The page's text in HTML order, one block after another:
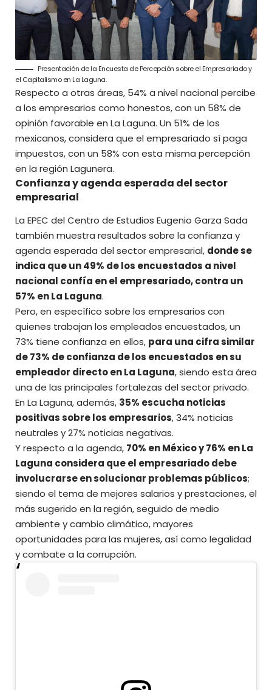
Presentación de la Encuesta de Percepción sobre el Empresariado y
el Capitalismo en La Laguna.
Respecto a otras áreas, 54% a nivel nacional percibe
a los empresarios como honestos, con un 58% de
opinión favorable en La Laguna. Un 51% de los
mexicanos, considera que el empresariado sí paga
impuestos, con un 58% con esta misma percepción
en la región Lagunera.
Confianza y agenda esperada del sector
empresarial
La EPEC del Centro de Estudios Eugenio Garza Sada
también muestra resultados sobre la confianza y
agenda esperada delsector empresarial, donde se
indica que un 49% de los encuestados a nivel
nacional confía en el empresariado, contra un
57% en La Laguna.
Pero, en específico sobre los empresarios con
quienes trabajan los empleados encuestados, un
73% tiene confianza en ellos, para una cifra similar
de 73% de confianza de los encuestados en su
empleador directo en La Laguna, siendo esta área
una de las principales fortalezas del sector privado.
En La Laguna, además, 35% escucha noticias
positivas sobre los empresarios, 34% noticias
neutrales y 27% noticias negativas.
Y respecto a la agenda, 70% en México y 76% en La
Laguna considera que el empresariado debe
involucrarse en solucionar problemas públicos;
siendo el tema de mejores salarios y prestaciones, el
más sugerido en la región, seguido de medio
ambiente y cambio climático, mayores
oportunidades para las mujeres, así como legalidad
y combate a la corrupción.